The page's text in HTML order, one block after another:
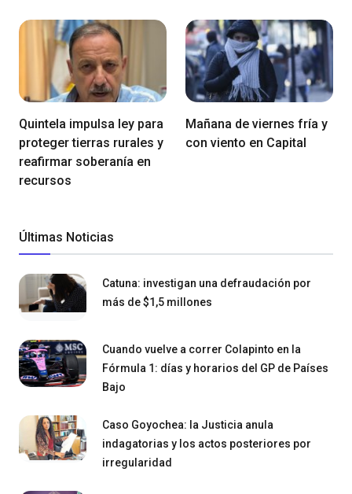
Quintela impulsa ley para
proteger tierras rurales y
reafirmar soberanía en
recursos
Mañana de viernes fría y
con viento en Capital
Últimas Noticias
Catuna: investigan una defraudación por
más de $1,5 millones
Cuando vuelve a correr Colapinto en la
Fórmula 1: días y horarios del GP de Países
Bajo
Caso Goyochea: la Justicia anula
indagatorias y los actos posteriores por
irregularidad